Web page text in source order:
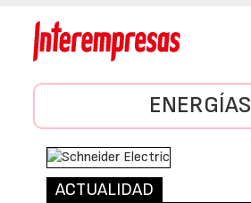
ENERGÍAS
ACTUALIDAD